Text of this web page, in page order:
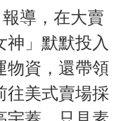
導，在大賣
」默默投入
物資，還帶領
往美式賣場採